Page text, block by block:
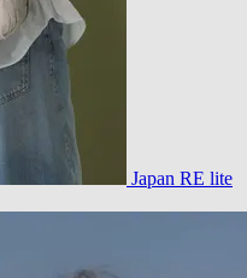
Japan RE lite